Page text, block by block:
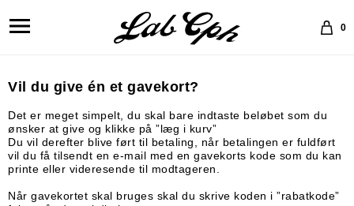
0
Vil du give én et gavekort?
Det er meget simpelt, du skal bare indtaste beløbet som du
ønsker at give og klikke på ”læg i kurv”
Du vil derefter blive ført til betaling, når betalingen er fuldført
vil du få tilsendt en e-mail med en gavekorts kode som du kan
printe eller videresende til modtageren.
Når gavekortet skal bruges skal du skrive koden i ”rabatkode”